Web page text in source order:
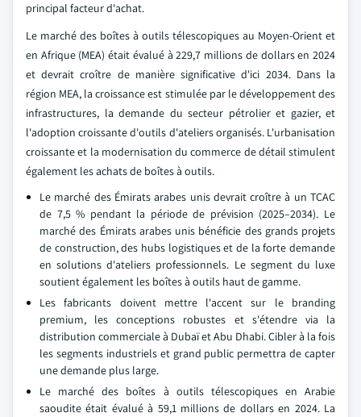
principal facteur d'achat.
Le marché des boîtes à outils télescopiques au Moyen-Orient et
en Afrique (MEA) était évalué à 229,7 millions de dollars en 2024
et devrait croître de manière significative d'ici 2034. Dans la
région MEA, la croissance est stimulée par le développement des
infrastructures, la demande du secteur pétrolier et gazier, et
l'adoption croissante d'outils d'ateliers organisés. L'urbanisation
croissante et la modernisation du commerce de détail stimulent
également les achats de boîtes à outils.
Le marché des Émirats arabes unis devrait croître à un TCAC
de 7,5 % pendant la période de prévision (2025–2034). Le
marché des Émirats arabes unis bénéficie des grands projets
de construction, des hubs logistiques et de la forte demande
en solutions d'ateliers professionnels. Le segment du luxe
soutient également les boîtes à outils haut de gamme.
Les fabricants doivent mettre l'accent sur le branding
premium, les conceptions robustes et s'étendre via la
distribution commerciale à Dubaï et Abu Dhabi. Cibler à la fois
les segments industriels et grand public permettra de capter
une demande plus large.
Le marché des boîtes à outils télescopiques en Arabie
saoudite était évalué à 59,1 millions de dollars en 2024. La